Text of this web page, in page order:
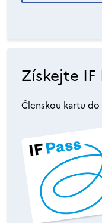
Získejte IF
Členskou kartu